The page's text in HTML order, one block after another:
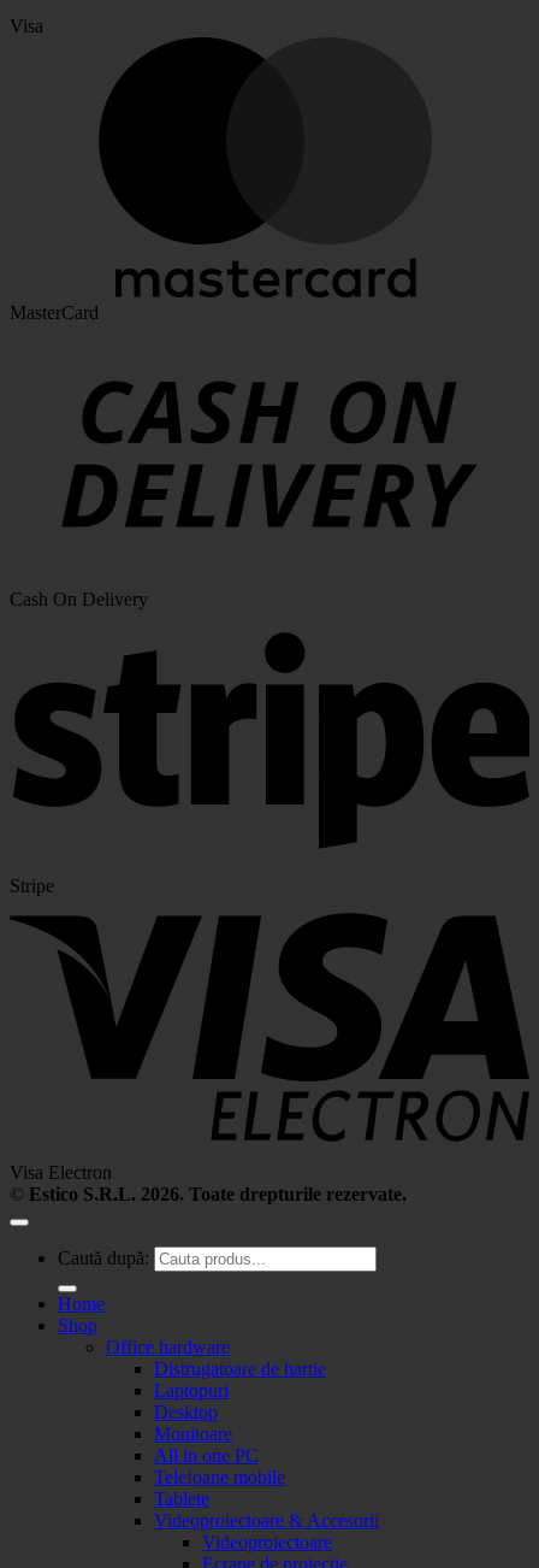
Visa
MasterCard
Cash On Delivery
Stripe
Visa Electron
© Estico S.R.L. 2026. Toate drepturile rezervate.
Caută după:
Home
Shop
Office hardware
Distrugatoare de hartie
Laptopuri
Desktop
Monitoare
All in one PC
Telefoane mobile
Tablete
Videoproiectoare & Accesorii
Videoproiectoare